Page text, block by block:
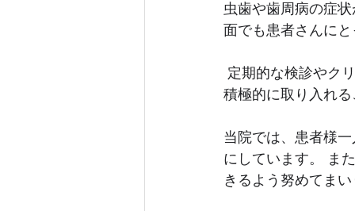
虫歯や歯周病の症
面でも患者さんに
積極的に取り入れ
当院では、患者様
にしています。 ま
きるよう努めてま